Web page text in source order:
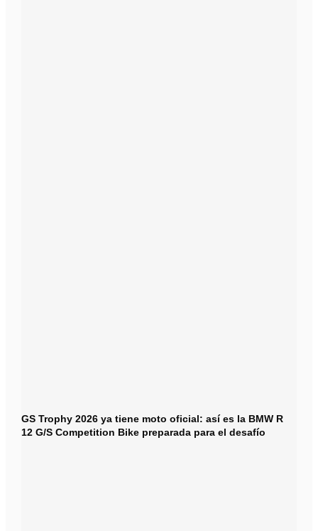
GS Trophy 2026 ya tiene moto oficial: así es la BMW R
12 G/S Competition Bike preparada para el desafío